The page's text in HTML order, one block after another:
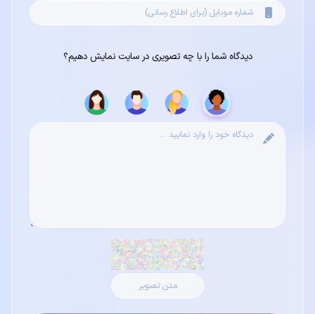
دیدگاه شما را با چه تصویری در سایت نمایش دهیم؟